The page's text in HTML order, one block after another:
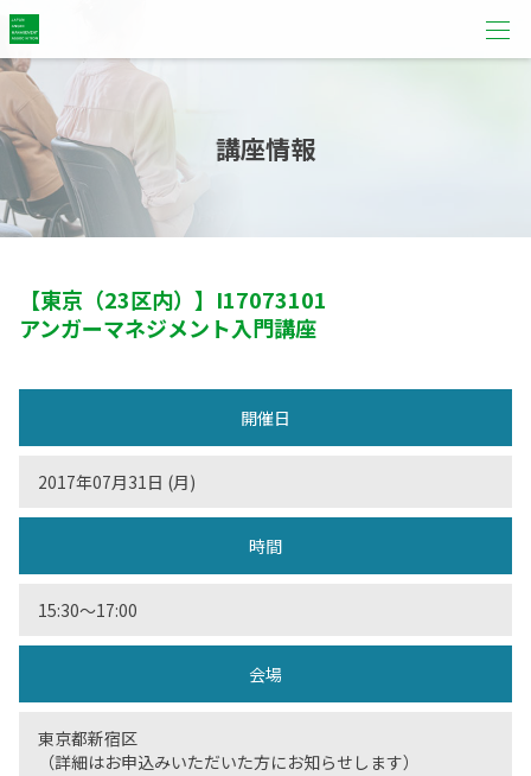
講座情報
【東京（23区内）】 I17073101
アンガーマネジメント入門講座
開催日
2017年07月31日 (月)
時間
15:30〜17:00
会場
東京都新宿区
（詳細はお申込みいただいた方にお知らせします）